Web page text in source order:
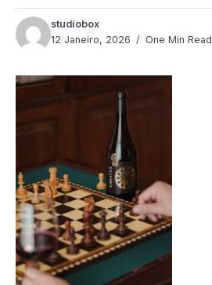
studiobox
12 Janeiro, 2026
One Min Read